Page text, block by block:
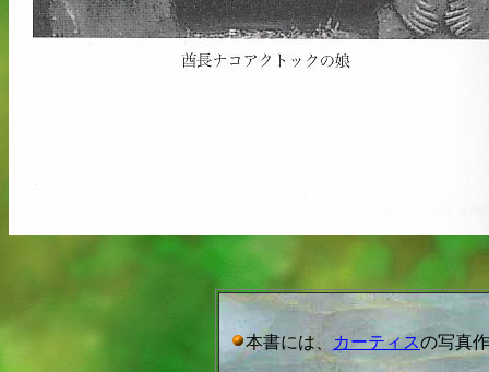
本書には、 カーティスの写真